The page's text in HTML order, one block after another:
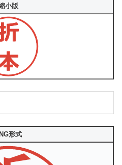
小版
形式